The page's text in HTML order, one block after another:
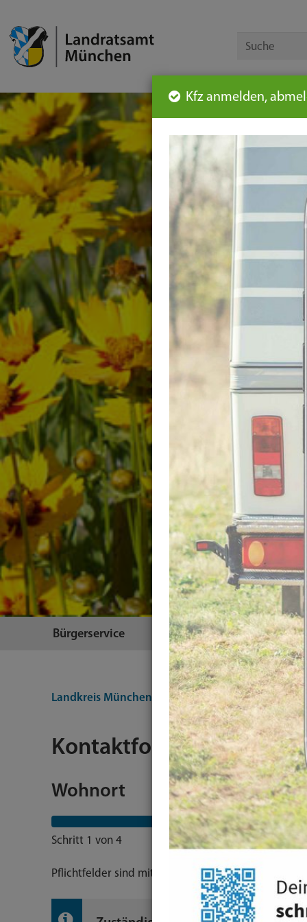
Bürgerservice Themen
Landkreis München Landratsamt Kontakt
Kontaktformular IT &
Wohnort
Schritt 1 von 4
Pflichtfelder sind mit * markiert.
Kfz anmelden,